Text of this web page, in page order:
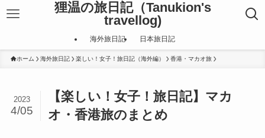
狸温の旅日記（Tanukion's
travellog)
海外旅日記 日本旅日記
ホーム 海外旅日記 楽しい！女子！旅日記（海外編） 香港・マカオ旅
【楽しい！女子！旅日記】マカ
オ・香港旅のまとめ
2023
4/05